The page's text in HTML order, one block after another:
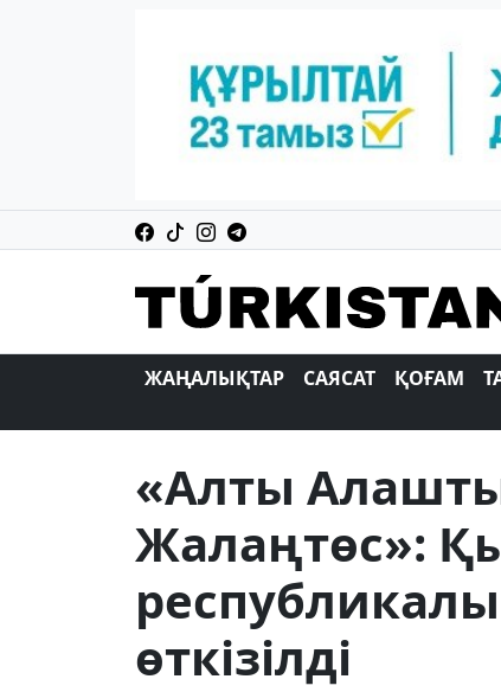
ЖАҢАЛЫҚТАР САЯСАТ ҚОҒАМ
«Алты
Жалаңтөс»:
өткізілді